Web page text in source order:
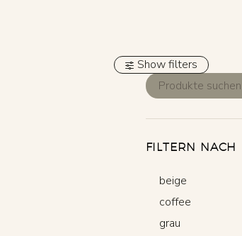
Show filters
FILTERN NACH
beige
coffee
grau